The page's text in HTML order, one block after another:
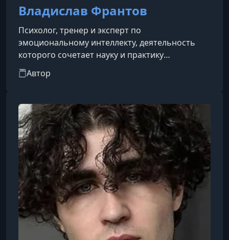
Владислав Франтов
Психолог, тренер и эксперт по
эмоциональному интеллекту, деятельность
которого сочетает науку и практику
самопознания.Он выступает как
преподаватель практических курсов Soft Skills
тренером проекта «Эмпатиум» и активным
практиком в области эмоционального
развития.Владислав также работает в сфере
сексуального образования как психотерапевт-
тренер в Центре «Secrets», и периодически
публикуется в медийных проекта
Автор